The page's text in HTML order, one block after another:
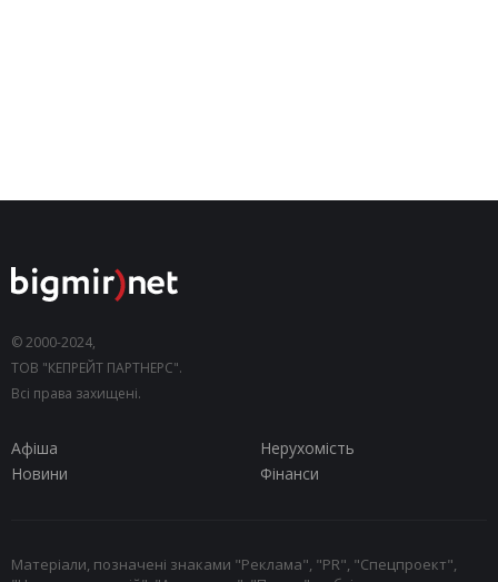
© 2000-2024,
ТОВ "КЕПРЕЙТ ПАРТНЕРС".
Всі права захищені.
Афіша
Нерухомість
Новини
Фінанси
Матеріали, позначені знаками "Реклама", "PR", "Спецпроект",